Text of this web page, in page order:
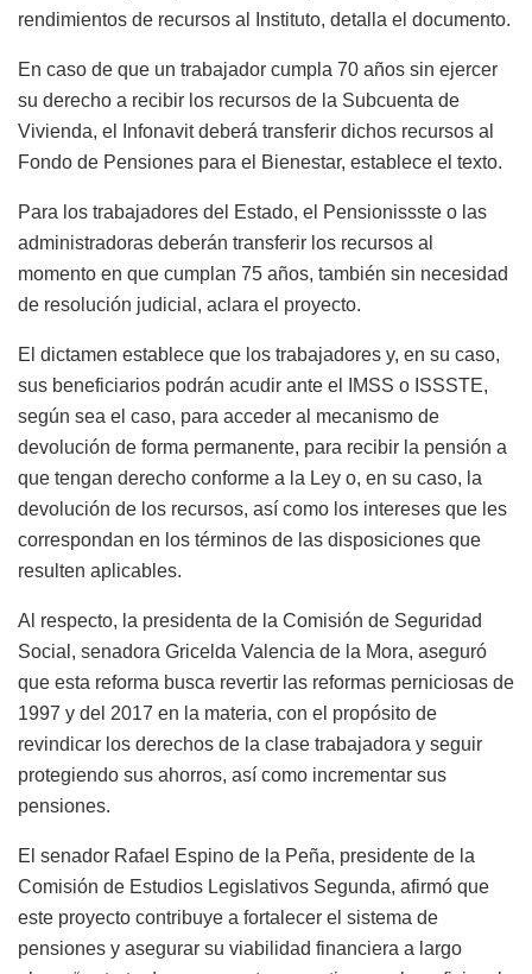
rendimientos de recursos al Instituto, detalla el documento.
En caso de que un trabajador cumpla 70 años sin ejercer
su derecho a recibir los recursos de la Subcuenta de
Vivienda, el Infonavit deberá transferir dichos recursos al
Fondo de Pensiones para el Bienestar, establece el texto.
Para los trabajadores del Estado, el Pensionissste o las
administradoras deberán transferir los recursos al
momento en que cumplan 75 años, también sin necesidad
de resolución judicial, aclara el proyecto.
El dictamen establece que los trabajadores y, en su caso,
sus beneficiarios podrán acudir ante el IMSS o ISSSTE,
según sea el caso, para acceder al mecanismo de
devolución de forma permanente, para recibir la pensión a
que tengan derecho conforme a la Ley o, en su caso, la
devolución de los recursos, así como los intereses que les
correspondan en los términos de las disposiciones que
resulten aplicables.
Al respecto, la presidenta de la Comisión de Seguridad
Social, senadora Gricelda Valencia de la Mora, aseguró
que esta reforma busca revertir las reformas perniciosas de
1997 y del 2017 en la materia, con el propósito de
revindicar los derechos de la clase trabajadora y seguir
protegiendo sus ahorros, así como incrementar sus
pensiones.
El senador Rafael Espino de la Peña, presidente de la
Comisión de Estudios Legislativos Segunda, afirmó que
este proyecto contribuye a fortalecer el sistema de
pensiones y asegurar su viabilidad financiera a largo